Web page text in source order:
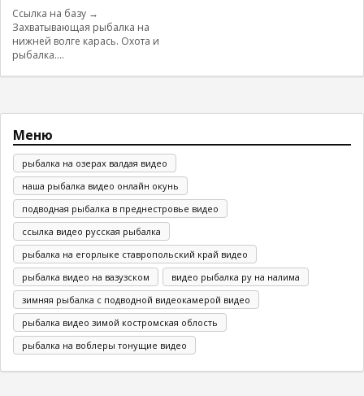
Ссылка на базу →
Захватывающая рыбалка на
нижней волге карась. Охота и
рыбалка....
Меню
рыбалка на озерах валдая видео
наша рыбалка видео онлайн окунь
подводная рыбалка в преднестровье видео
ссылка видео русская рыбалка
рыбалка на егорлыке ставропольский край видео
рыбалка видео на вазузском
видео рыбалка ру на налима
зимняя рыбалка с подводной видеокамерой видео
рыбалка видео зимой костромская облость
рыбалка на воблеры тонущие видео